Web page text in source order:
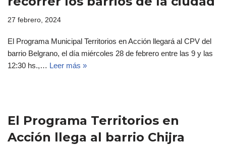
27 febrero, 2024
El Programa Municipal Territorios en Acción llegará al CPV del
barrio Belgrano, el día miércoles 28 de febrero entre las 9 y las
12:30 hs.,… Leer más »
El Programa Territorios en
Acción llega al barrio Chijra